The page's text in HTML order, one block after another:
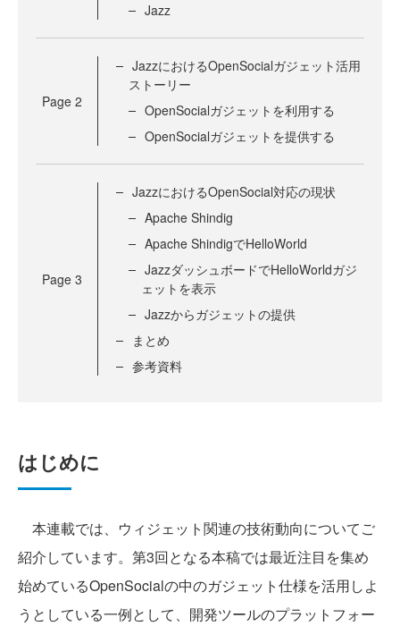
Jazz
Page 2
JazzにおけるOpenSocialガジェット活用
ストーリー
OpenSocialガジェットを利用する
OpenSocialガジェットを提供する
Page 3
JazzにおけるOpenSocial対応の現状
Apache Shindig
Apache ShindigでHelloWorld
JazzダッシュボードでHelloWorldガジ
ェットを表示
Jazzからガジェットの提供
まとめ
参考資料
はじめに
本連載では、ウィジェット関連の技術動向についてご
紹介しています。第3回となる本稿では最近注目を集め
始めているOpenSocialの中のガジェット仕様を活用しよ
うとしている一例として、開発ツールのプラットフォー